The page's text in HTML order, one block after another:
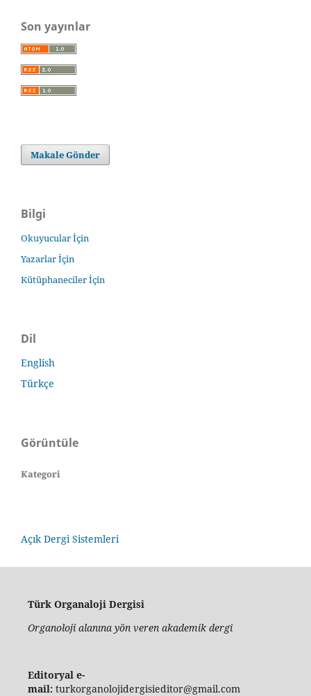
Son yayınlar
Makale Gönder
Bilgi
Okuyucular İçin
Yazarlar İçin
Kütüphaneciler İçin
Dil
English
Türkçe
Görüntüle
Kategori
Açık Dergi Sistemleri
Türk Organaloji Dergisi
Organoloji alanına yön veren akademik dergi
Editoryal e-
mail:turkorganolojidergisieditor@gmail.com